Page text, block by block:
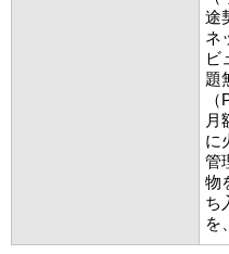
途
ネ
ビ
題
月
に
管
物
ち
を